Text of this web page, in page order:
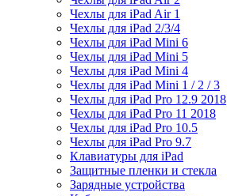
Чехлы для iPad Air 1
Чехлы для iPad 2/3/4
Чехлы для iPad Mini 6
Чехлы для iPad Mini 5
Чехлы для iPad Mini 4
Чехлы для iPad Mini 1 / 2 / 3
Чехлы для iPad Pro 12.9 2018
Чехлы для iPad Pro 11 2018
Чехлы для iPad Pro 10.5
Чехлы для iPad Pro 9.7
Клавиатуры для iPad
Защитные пленки и стекла
Зарядные устройства